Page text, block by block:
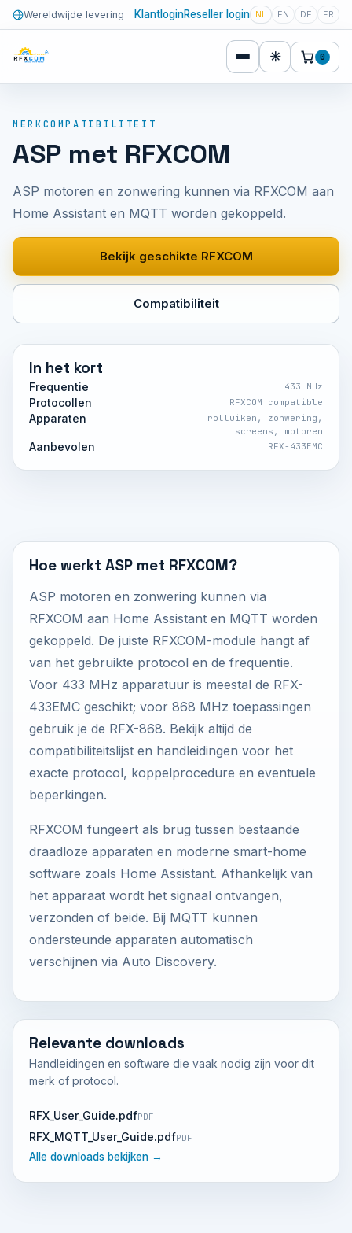
Wereldwijde levering KlantloginReseller login NL EN DE FR
☀ 0
MERKCOMPATIBILITEIT
ASP met RFXCOM
ASP motoren en zonwering kunnen via RFXCOM aan
Home Assistant en MQTT worden gekoppeld.
Bekijk geschikte RFXCOM
Compatibiliteit
In het kort
Frequentie 433 MHz
Protocollen RFXCOM compatible
Apparaten
rolluiken, zonwering,
screens, motoren
Aanbevolen RFX-433EMC
Hoe werkt ASP met RFXCOM?
ASP motoren en zonwering kunnen via
RFXCOM aan Home Assistant en MQTT worden
gekoppeld. De juiste RFXCOM-module hangt af
van het gebruikte protocol en de frequentie.
Voor 433 MHz apparatuur is meestal de RFX-
433EMC geschikt; voor 868 MHz toepassingen
gebruik je de RFX-868. Bekijk altijd de
compatibiliteitslijst en handleidingen voor het
exacte protocol, koppelprocedure en eventuele
beperkingen.
RFXCOM fungeert als brug tussen bestaande
draadloze apparaten en moderne smart-home
software zoals Home Assistant. Afhankelijk van
het apparaat wordt het signaal ontvangen,
verzonden of beide. Bij MQTT kunnen
ondersteunde apparaten automatisch
verschijnen via Auto Discovery.
Relevante downloads
Handleidingen en software die vaak nodig zijn voor dit
merk of protocol.
RFX_User_Guide.pdfPDF
RFX_MQTT_User_Guide.pdfPDF
Alle downloads bekijken →